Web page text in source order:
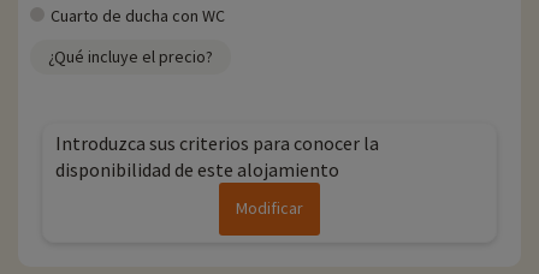
Cuarto de ducha con WC
¿Qué incluye el precio?
Introduzca sus criterios para conocer la
disponibilidad de este alojamiento
Modificar